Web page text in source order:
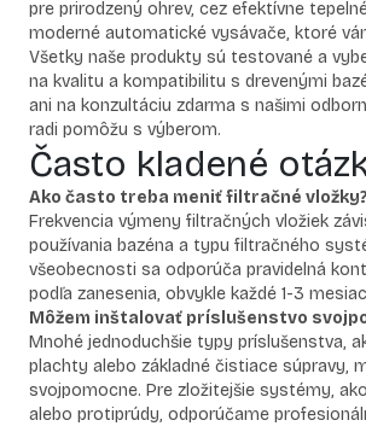
pre prirodzený ohrev, cez efektívne
moderné automatické vysávače, ktoré
Všetky naše produkty sú testované a
na kvalitu a kompatibilitu s drevenými
ani na konzultáciu zdarma s našimi
radi pomôžu s výberom.
Často kladené
Ako často treba meniť filtračné vložky?
Frekvencia výmeny filtračných vložiek
používania bazéna a typu filtračného
všeobecnosti sa odporúča pravidelná
podľa zanesenia, obvykle každé 1-3
Môžem inštalovať príslušenstvo
Mnohé jednoduchšie typy príslušenstva,
plachty alebo základné čistiace súpravy,
svojpomocne. Pre zložitejšie systémy,
alebo protiprúdy, odporúčame